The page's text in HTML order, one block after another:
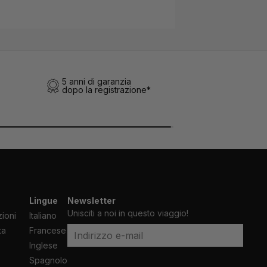
5 anni di garanzia
dopo la registrazione*
Lingue
Italiano
Francese
Inglese
Spagnolo
Newsletter
Unisciti a noi in questo viaggio!
Indirizzo e-mail